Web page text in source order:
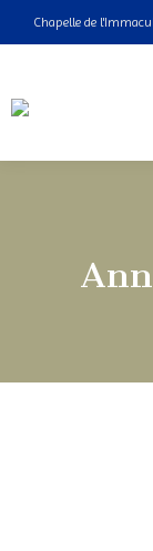
Chapelle de